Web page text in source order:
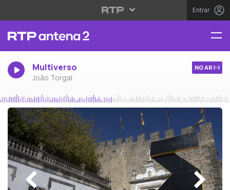
Entrar
Multiverso
João Torgal
NO AR